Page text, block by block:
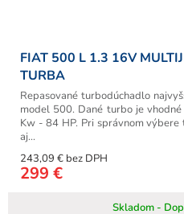
FIAT 500 L 1.3 16V
TURBA
Skladom -
243,09 € bez DPH
299 €
Repasované turbodúchadlo
model 500. Dané turbo je
Kw - 84 HP. Pri správnom
aj...